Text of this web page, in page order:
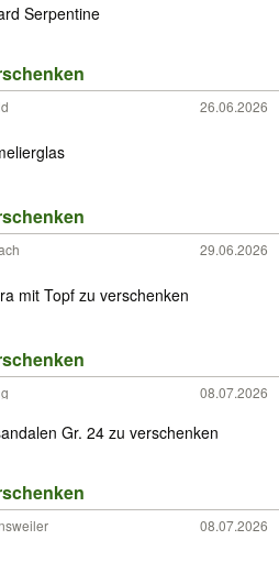
Serpentine
26.06.2026
29.06.2026
mit Topf zu verschenken
08.07.2026
Kindersandalen Gr. 24 zu verschenken
08.07.2026